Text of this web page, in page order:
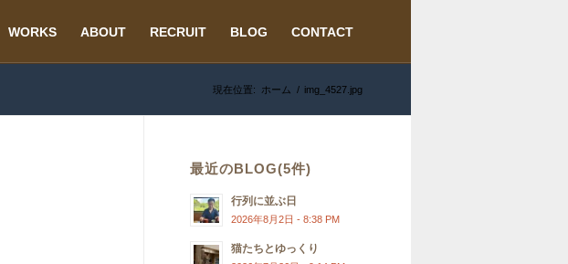
WORKS ABOUT RECRUIT BLOG CONTACT
現在位置: ホーム / img_4527.jpg
最近のBLOG(5件)
行列に並ぶ日
2026年8月2日 - 8:38 PM
猫たちとゆっくり